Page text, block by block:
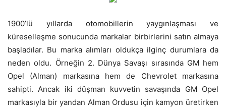
1900’lü yıllarda otomobillerin yaygınlaşması ve
küreselleşme sonucunda markalar birbirlerini satın almaya
başladılar. Bu marka alımları oldukça ilginç durumlara da
neden oldu. Örneğin 2. Dünya Savaşı sırasında GM hem
Opel (Alman) markasına hem de Chevrolet markasına
sahipti. Ancak iki düşman kuvvetin savaşında GM Opel
markasıyla bir yandan Alman Ordusu için kamyon üretirken